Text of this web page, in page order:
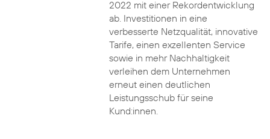
2022 mit einer Rekordentwicklung
ab. Investitionen in eine
verbesserte Netzqualität, innovative
Tarife, einen exzellenten Service
sowie in mehr Nachhaltigkeit
verleihen dem Unternehmen
erneut einen deutlichen
Leistungsschub für seine
Kund:innen.